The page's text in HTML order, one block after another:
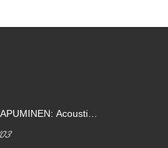
Acoustic